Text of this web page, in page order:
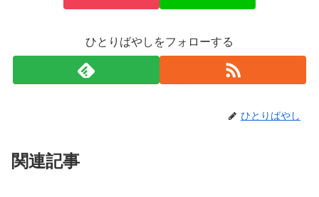
ひとりばやしをフォローする
ひとりばやし
関連記事